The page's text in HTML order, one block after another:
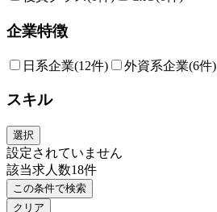
企業特徴
日系企業(12件) 外資系企業(6件)
スキル
選択
設定されていません
該当求人数18件
この条件で検索
クリア